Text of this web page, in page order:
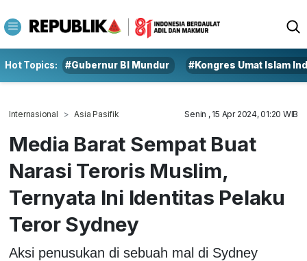
Hot Topics: #Gubernur BI Mundur #Kongres Umat Islam
Internasional Asia Pasifik Senin , 15 Apr 2024, 01:20 WIB
Media Barat Sempat Buat
Narasi Teroris Muslim,
Ternyata Ini Identitas Pelaku
Teror Sydney
Aksi penusukan di sebuah mal di Sydney